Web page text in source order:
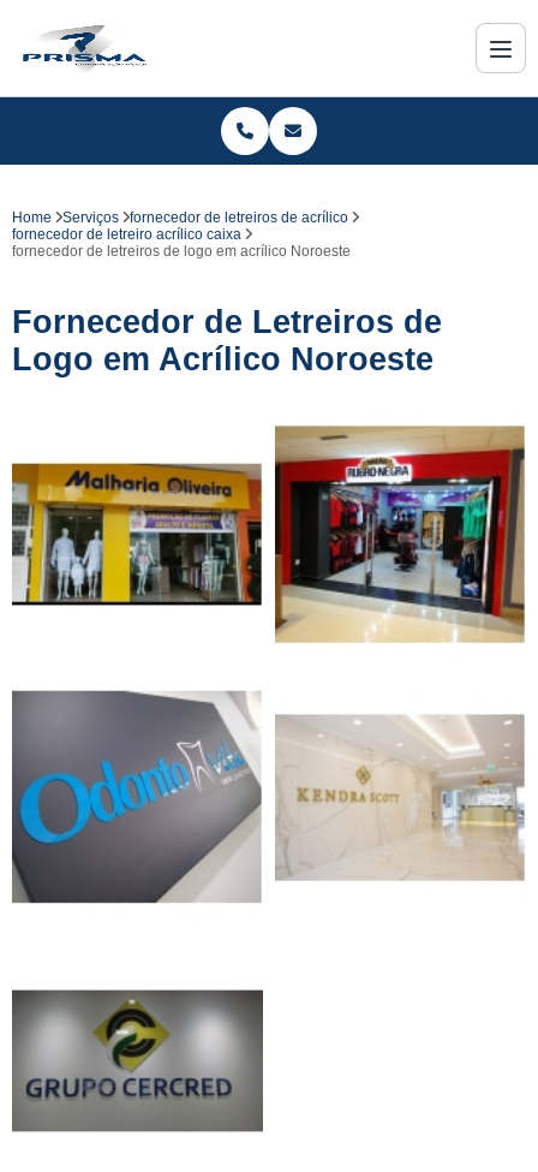
Home Serviços
fornecedor de letreiros de acrílico
fornecedor de letreiro acrílico caixa
fornecedor de letreiros de logo em acrílico Noroeste
Fornecedor de Letreiros de
Logo em Acrílico Noroeste